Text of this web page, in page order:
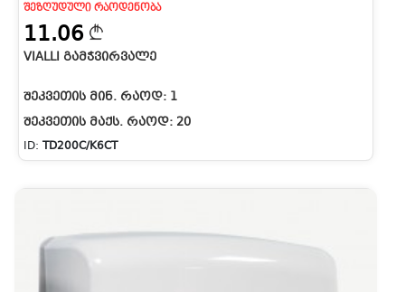
11.06
ᲨᲔᲖᲦᲣᲓᲣᲚᲘ ᲠᲐᲝᲓᲔᲜᲝᲑᲐ
VIALLI ᲒᲐᲛᲭᲕᲘᲠᲕᲐᲚᲔ
ᲨᲔᲙᲕᲔᲗᲘᲡ ᲛᲘᲜ. ᲠᲐᲝᲓ: 1
ᲨᲔᲙᲕᲔᲗᲘᲡ ᲛᲐᲥᲡ. ᲠᲐᲝᲓ: 20
ID: TD200C/K6CT